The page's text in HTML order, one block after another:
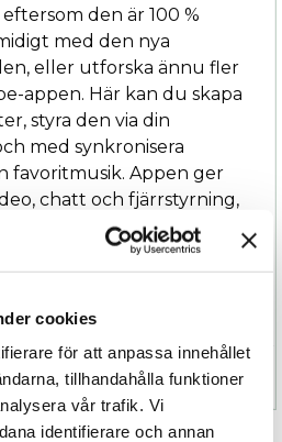
cookies
för att anpassa innehållet
tillhandahålla funktioner
vår trafik. Vi
identifierare och annan
den är 100 %
med den nya
eller utforska ännu fler
appen. Här kan du skapa
styra den via din
med synkronisera
favoritmusik. Appen ger
chatt och fjärrstyrning,
för långdistansstimulans
till nästa nivå? Beställ